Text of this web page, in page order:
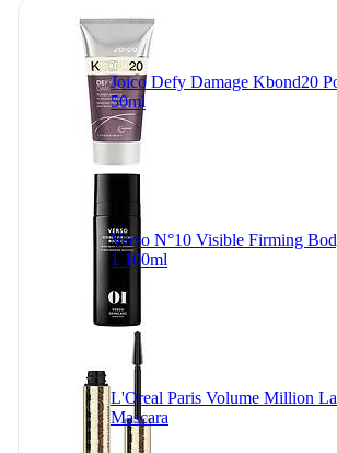
Joico Defy Damage Kbond20
50ml
Verso N°10 Visible Firming
1 100ml
L'Oreal Paris Volume Million
Mascara